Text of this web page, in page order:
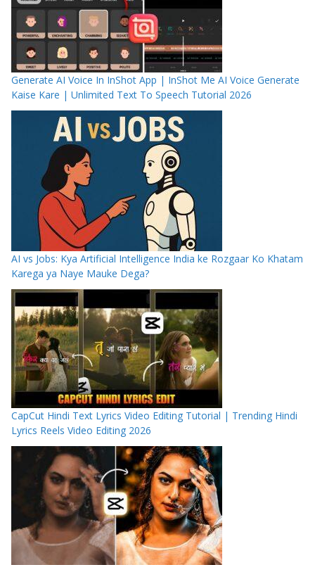
Generate AI Voice In InShot App | InShot Me AI Voice Generate
Kaise Kare | Unlimited Text To Speech Tutorial 2026
AI vs Jobs: Kya Artificial Intelligence India ke Rozgaar Ko Khatam
Karega ya Naye Mauke Dega?
CapCut Hindi Text Lyrics Video Editing Tutorial | Trending Hindi
Lyrics Reels Video Editing 2026